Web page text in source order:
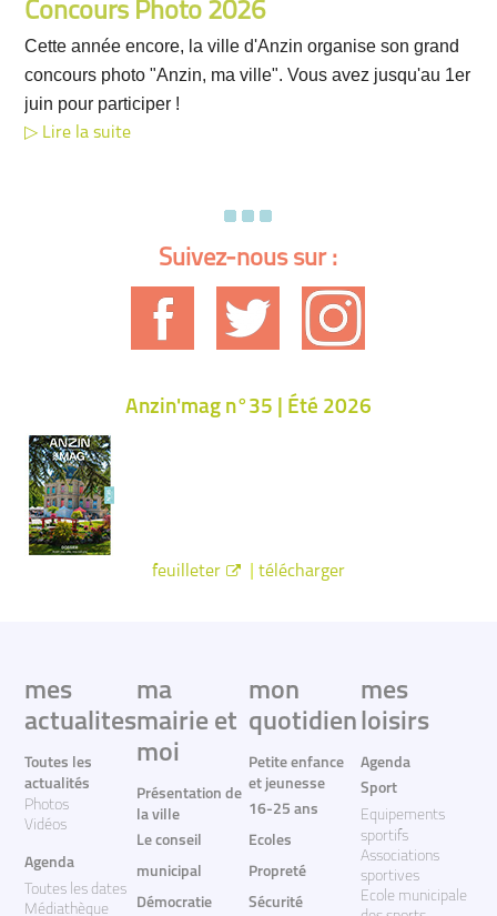
Concours Photo 2026
Cette année encore, la ville d'Anzin organise son grand
concours photo "Anzin, ma ville". Vous avez jusqu'au 1er
juin pour participer !
Lire la suite
Suivez-nous sur :
Anzin'mag n°35 | Été 2026
feuilleter télécharger
mes
actualites
Toutes les
actualités
Photos
Vidéos
Agenda
Toutes les dates
Médiathèque
ma
mairie et
moi
Présentation de
la ville
Le conseil
municipal
Démocratie
mon
quotidien
Petite enfance
et jeunesse
16-25 ans
Ecoles
Propreté
Sécurité
mes
loisirs
Agenda
Sport
Equipements
sportifs
Associations
sportives
Ecole municipale